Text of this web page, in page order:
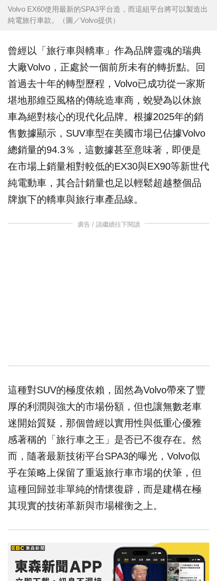
Volvo EX60使用最新的SPA3平台造，而這組平台將可以製造出
純電旅行車款。（圖／Volvo提供）
曾經以「 旅行車與轎車」作為品牌靈魂的瑞典
大廠Volvo ，正處於一個前所未有的轉折點。回
首過去十年的轉型歷程，Volvo已成功從一家斯
堪地那維亞風格的傳統造車商，蛻變為以休旅
車為絕對核心的現代化品牌。根據2025年的銷
售數據顯示， SUV車型在美國市場已佔據Volvo
總銷量的94.3％，這數據甚至意味著，即便是
在市場上銷量相對較低的EX30與EX90等新世代
純電動車，其合計銷量也足以輕鬆超越整個品
牌旗下的轎車與旅行車產品線。
廣告 / 請繼續往下閱讀
這種對SUV的極度依賴，固然為Volvo帶來了豐
厚的利潤與強大的市場份額，但也讓無數老車
迷開始質疑，那個曾經以實用性與低重心優雅
感著稱的「旅行車之王」是否已不復存在。然
而，隨著最新技術平台SPA3的曝光，Volvo似
乎在策略上保留了重返旅行車市場的伏筆，但
這種回歸並非單純的情懷復辟，而是建構在極
其現實的技術革新與市場權衡之上。